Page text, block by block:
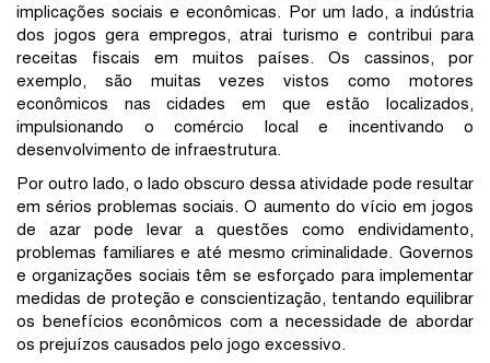
implicações sociais e econômicas. Por um lado, a indústria
dos jogos gera empregos, atrai turismo e contribui para
receitas fiscais em muitos países. Os cassinos, por
exemplo, são muitas vezes vistos como motores
econômicos nas cidades em que estão localizados,
impulsionando o comércio local e incentivando o
desenvolvimento de infraestrutura.
Por outro lado, o lado obscuro dessa atividade pode resultar
em sérios problemas sociais. O aumento do vício em jogos
de azar pode levar a questões como endividamento,
problemas familiares e até mesmo criminalidade. Governos
e organizações sociais têm se esforçado para implementar
medidas de proteção e conscientização, tentando equilibrar
os benefícios econômicos com a necessidade de abordar
os prejuízos causados pelo jogo excessivo.